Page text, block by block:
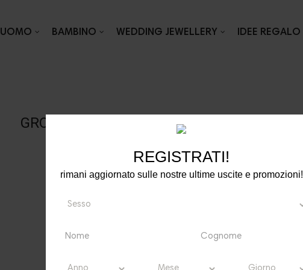
UOMO BAMBINO WEDDING JEWELLERY IDEE REGALO
GROUMETTE
REGISTRATI!
rimani aggiornato sulle nostre ultime uscite e promozioni!